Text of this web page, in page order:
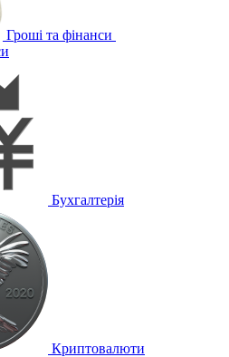
Гроші та фінанси
Бухгалтерія
Криптовалюти